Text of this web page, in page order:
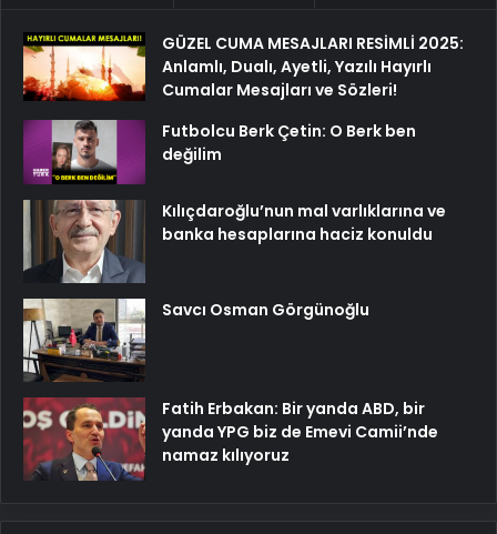
GÜZEL CUMA MESAJLARI RESİMLİ 2025:
Anlamlı, Dualı, Ayetli, Yazılı Hayırlı
Cumalar Mesajları ve Sözleri!
Futbolcu Berk Çetin: O Berk ben
değilim
Kılıçdaroğlu’nun mal varlıklarına ve
banka hesaplarına haciz konuldu
Savcı Osman Görgünoğlu
Fatih Erbakan: Bir yanda ABD, bir
yanda YPG biz de Emevi Camii’nde
namaz kılıyoruz